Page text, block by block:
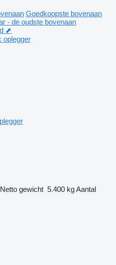
Goedkoopste bovenaan
- de oudste bovenaan
⬈
Netto gewicht 5.400 kgAantal